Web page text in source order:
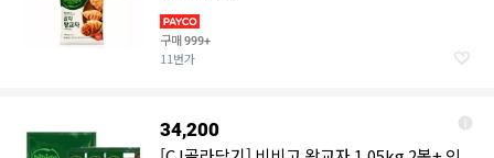
구매999+
11번가
34,200